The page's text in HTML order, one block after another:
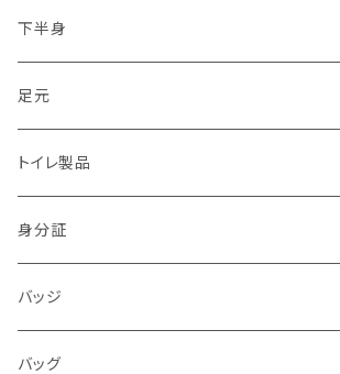
トライク（3輪）・バギー・ジープ隊
ドローン隊
防犯・警戒・警防活動隊
警察犬・検索犬・救助犬
消防
災害時支援
下半身
ひざ
パンツ
足元
ブーツ
中敷
トイレ製品
簡易式
使い捨て
身分証
バッジ
災害時医療情報カード
バッジ
POLICE
バッグ